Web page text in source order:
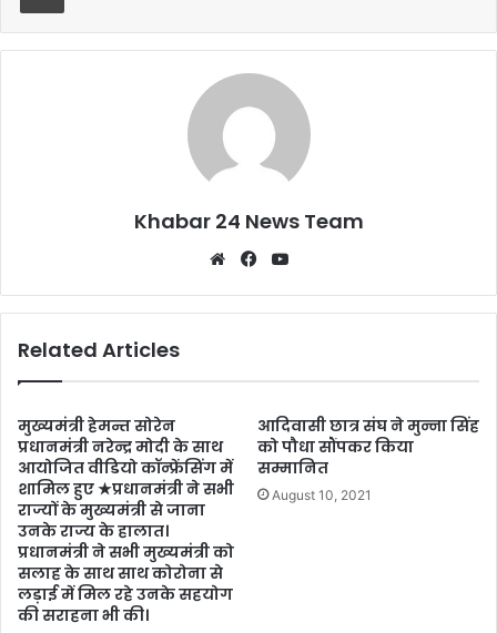
o
p
Khabar 24 News Team
WebsiteFacebook
Related Articles
मुख्यमंत्री हेमन्त सोरेन
प्रधानमंत्री नरेन्द्र मोदी के साथ
आयोजित वीडियो कॉन्फ्रेंसिंग में
शामिल हुए ★प्रधानमंत्री ने सभी
राज्यों के मुख्यमंत्री से जाना
उनके राज्य के हालात।
प्रधानमंत्री ने सभी मुख्यमंत्री को
सलाह के साथ साथ कोरोना से
लड़ाई में मिल रहे उनके सहयोग
की सराहना भी की।
आदिवासी छात्र संघ ने मुन्ना सिंह
को पौधा सौंपकर किया
सम्मानित
August 10, 2021